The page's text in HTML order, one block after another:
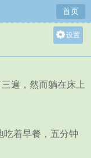
首页
设置
中
遍，然而躺在床上
着早餐，五分钟